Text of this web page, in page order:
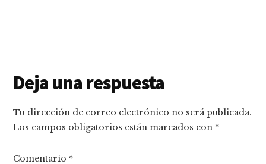
Interacciones
con
los
Deja una respuesta
Tu dirección de correo electrónico no será publicada.
Los campos obligatorios están marcados con *
Comentario *